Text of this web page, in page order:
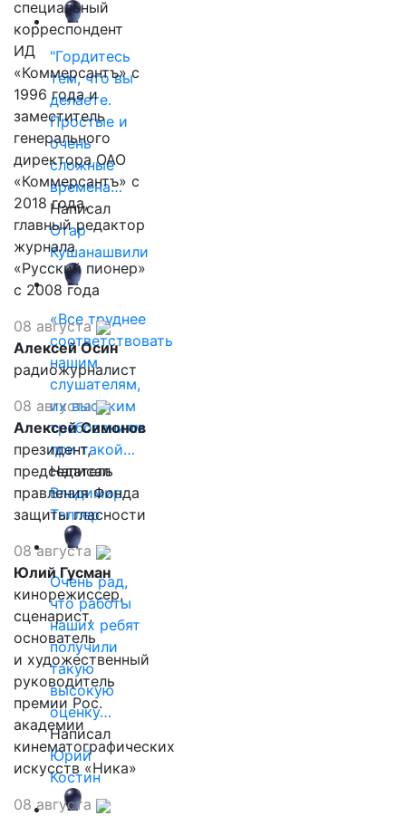
"Гордитесь
тем, что вы
делаете.
Простые и
очень
сложные
времена…
Написал
Отар
Кушанашвили
«Все труднее
соответствовать
нашим
слушателям,
их высоким
требованиям
при такой…
Написал
Владимир
Таллер
Очень рад,
что работы
наших ребят
получили
такую
высокую
оценку…
Написал
Юрий
Костин
специальный
корреспондент
ИД
«Коммерсантъ» с
1996 года и
заместитель
генерального
директора ОАО
«Коммерсантъ» с
2018 года,
главный редактор
журнала
«Русский пионер»
с 2008 года
08 августа
Алексей Осин
радиожурналист
08 августа
Алексей Симонов
президент,
председатель
правления Фонда
защиты гласности
08 августа
Юлий Гусман
кинорежиссер,
сценарист,
основатель
и художественный
руководитель
премии Рос.
академии
кинематографических
искусств «Ника»
08 августа